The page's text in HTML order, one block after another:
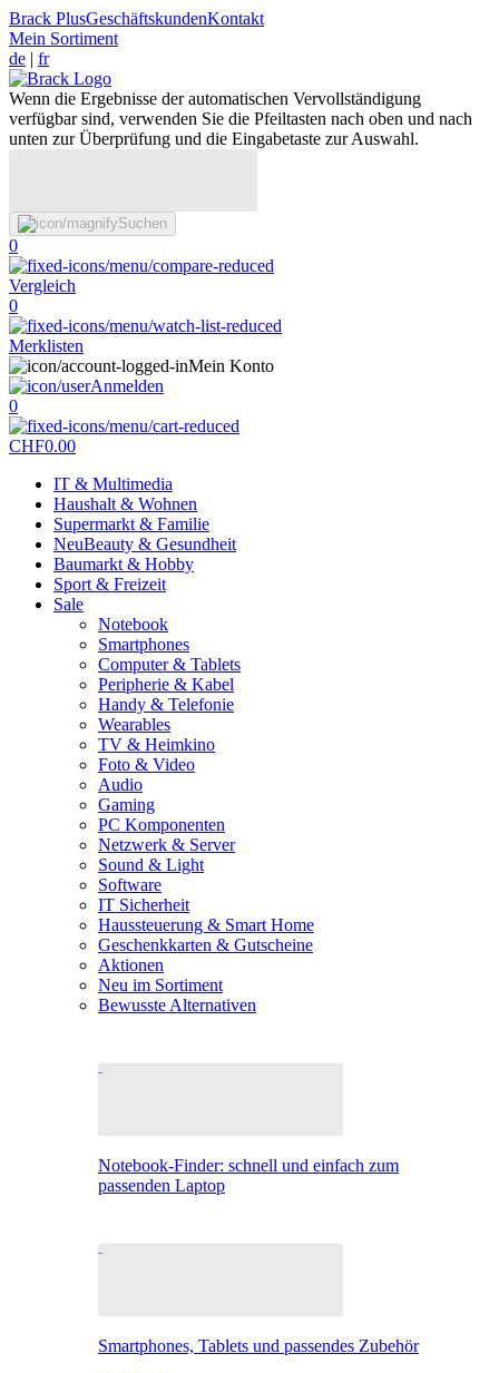
Brack PlusGeschäftskundenKontakt
Mein Sortiment
de | fr
Wenn die Ergebnisse der automatischen Vervollständigung
verfügbar sind, verwenden Sie die Pfeiltasten nach oben und nach
unten zur Überprüfung und die Eingabetaste zur Auswahl.
Suchen
0
Vergleich
0
Merklisten
Mein Konto
Anmelden
0
CHF0.00
IT & Multimedia
Haushalt & Wohnen
Supermarkt & Familie
NeuBeauty & Gesundheit
Baumarkt & Hobby
Sport & Freizeit
Sale
Notebook
Smartphones
Computer & Tablets
Peripherie & Kabel
Handy & Telefonie
Wearables
TV & Heimkino
Foto & Video
Audio
Gaming
PC Komponenten
Netzwerk & Server
Sound & Light
Software
IT Sicherheit
Haussteuerung & Smart Home
Geschenkkarten & Gutscheine
Aktionen
Neu im Sortiment
Bewusste Alternativen
Notebook-Finder: schnell und einfach zum
passenden Laptop
Smartphones, Tablets und passendes Zubehör